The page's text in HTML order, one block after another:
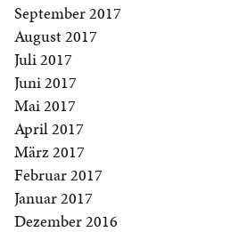
September 2017
August 2017
Juli 2017
Juni 2017
Mai 2017
April 2017
März 2017
Februar 2017
Januar 2017
Dezember 2016